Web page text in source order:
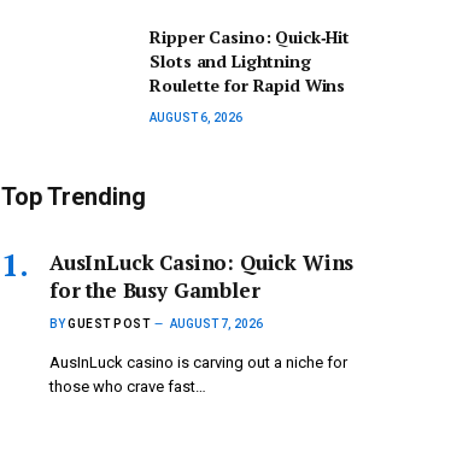
Ripper Casino: Quick‑Hit
Slots and Lightning
Roulette for Rapid Wins
AUGUST 6, 2026
Top Trending
AusInLuck Casino: Quick Wins
for the Busy Gambler
BYGUEST POST AUGUST 7, 2026
AusInLuck casino is carving out a niche for
those who crave fast…